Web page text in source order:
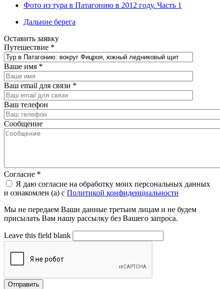
Фото из тура в Патагонию в 2012 году. Часть 1
Дальние берега
Оставить заявку
Путешествие *
Ваше имя *
Ваш email для связи *
Ваш телефон
Сообщение
Согласие *
Я даю согласие на обработку моих персональных данных
и ознакомлен (а) с Политикой конфиденциальности
Мы не передаем Ваши данные третьим лицам и не будем
присылать Вам нашу рассылку без Вашего запроса.
Leave this field blank